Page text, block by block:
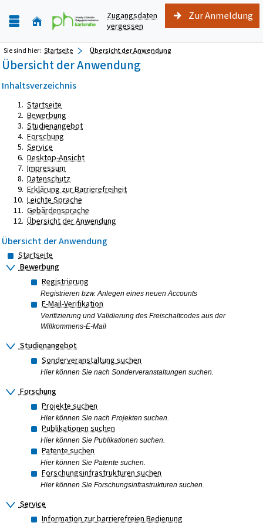
Zugangsdaten
vergessen
Zur Anmeldung
Sie sind hier: Startseite Übersicht der Anwendung
Übersicht der Anwendung
Inhaltsverzeichnis
Startseite
Bewerbung
Studienangebot
Forschung
Service
Desktop-Ansicht
Impressum
Datenschutz
Erklärung zur Barrierefreiheit
Leichte Sprache
Gebärdensprache
Übersicht der Anwendung
Übersicht der Anwendung
Startseite
Bewerbung
Registrierung
Registrieren bzw. Anlegen eines neuen Accounts
E-Mail-Verifikation
Verifizierung und Validierung des Freischaltcodes aus der
Willkommens-E-Mail
Studienangebot
Sonderveranstaltung suchen
Hier können Sie nach Sonderveranstaltungen suchen.
Forschung
Projekte suchen
Hier können Sie nach Projekten suchen.
Publikationen suchen
Hier können Sie Publikationen suchen.
Patente suchen
Hier können Sie Patente suchen.
Forschungsinfrastrukturen suchen
Hier können Sie Forschungsinfrastrukturen suchen.
Service
Information zur barrierefreien Bedienung